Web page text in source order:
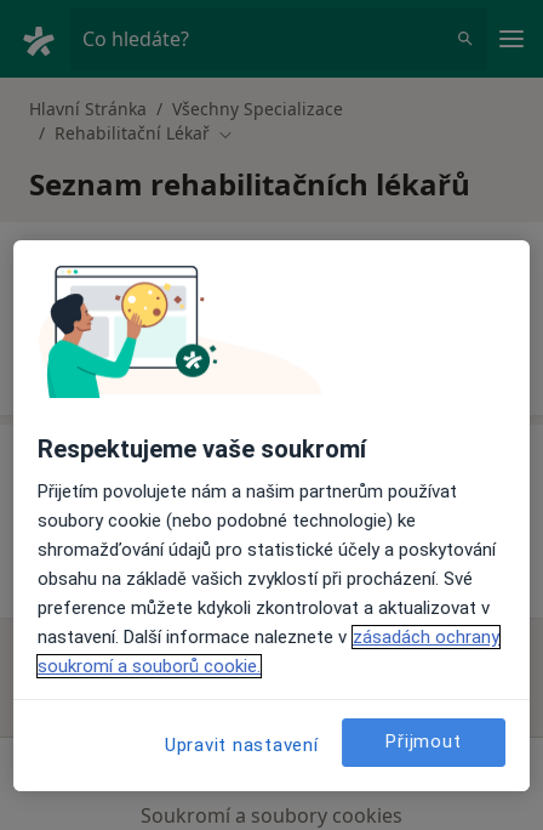
Co hledáte?
Hlavní Stránka
Všechny Specializace
Rehabilitační Lékař Změna města
Seznam rehabilitačních lékařů
Rehabilitační Lékař Brno
P
Rehabilitační Lékař Praha
Soukromí a soubory cookies
Respektujeme vaše soukromí
Přijetím povolujete nám a našim partnerům používat
soubory cookie (nebo podobné technologie) ke
shromažďování údajů pro statistické účely a poskytování
obsahu na základě vašich zvyklostí při procházení. Své
preference můžete kdykoli zkontrolovat a aktualizovat v
nastavení. Další informace naleznete v zásadách ochrany
soukromí a souborů cookie.
Upravit nastavení Přijmout